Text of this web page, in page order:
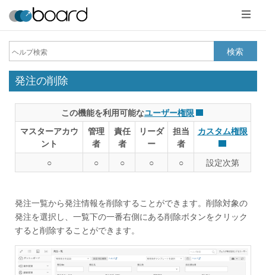
メ
ニ
ュ
ー
検索
発注の削除
この機能を利用可能なユーザー権限
マスターアカウ
ント
管理
者
責任
者
リーダ
ー
担当
者
カスタム権限
○ ○ ○ ○ ○ 設定次第
発注一覧から発注情報を削除することができます。削除対象の
発注を選択し、一覧下の一番右側にある削除ボタンをクリック
すると削除することができます。